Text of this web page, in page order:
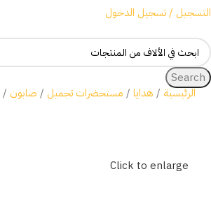
التسجيل / تسجيل الدخول
Search
الرئيسية
هدايا مستحضرات تجميل صابون
Click to enlarge